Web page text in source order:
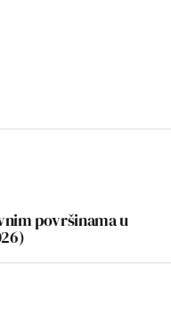
površinama u